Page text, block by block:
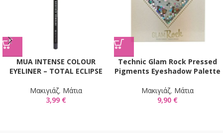
MUA INTENSE COLOUR
EYELINER – TOTAL ECLIPSE
Mακιγιάζ, Μάτια
3,99 €
Technic Glam Rock Pressed
Pigments Eyeshadow Palette
Mακιγιάζ, Μάτια
9,90 €